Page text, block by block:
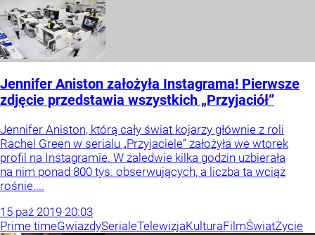
Jennifer Aniston założyła Instagrama! Pierwsze
zdjęcie przedstawia wszystkich „Przyjaciół”
Jennifer Aniston, którą cały świat kojarzy głównie z roli
Rachel Green w serialu „Przyjaciele” założyła we wtorek
profil na Instagramie. W zaledwie kilka godzin uzbierała
na nim ponad 800 tys. obserwujących, a liczba ta wciąż
rośnie....
15 paź 2019 20:03
Prime timeGwiazdySerialeTelewizjaKulturaFilmŚwiatŻycie